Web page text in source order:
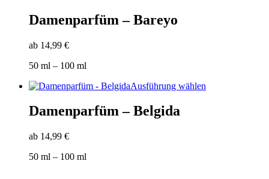
auf
Damenparfüm – Bareyo
ab 14,99 €
50 ml – 100 ml
Ausführung wählen
Damenparfüm – Belgida
ab 14,99 €
50 ml – 100 ml